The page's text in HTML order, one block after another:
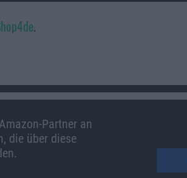
.
Partner an
die über diese